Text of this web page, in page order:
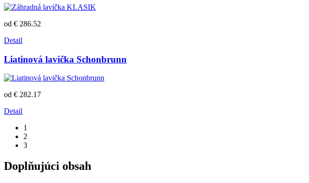
od € 286.52
Detail
Liatinová lavička Schonbrunn
od € 282.17
Detail
1
2
3
Doplňujúci obsah